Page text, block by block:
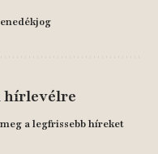
hírlevélre
a legfrissebb híreket